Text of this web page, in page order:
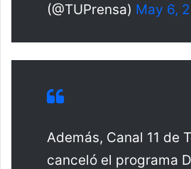
(@TUPrensa) May 6,
Además, Canal 11 de
canceló el programa